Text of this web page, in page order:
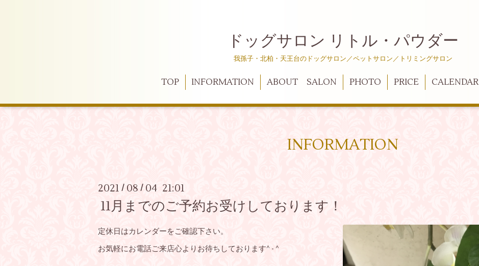
ドッグサロン リトル・パウダー
我孫子・北柏・天王台のドッグサロン／ペットサロン／トリミングサロン
TOP INFORMATION ABOUT SALON PHOTO PRICE CALENDAR
INFORMATION
2021 / 08 / 04 21:01
11月までのご予約お受けしております！
定休日はカレンダーをご確認下さい。
お気軽にお電話ご来店心よりお待ちしております^ - ^